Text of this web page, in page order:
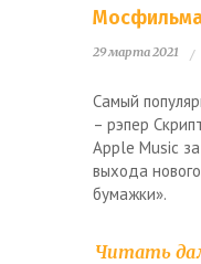
29 марта 2021
Самый
– рэпер
Apple Music
выхода
бумажки».
Читать